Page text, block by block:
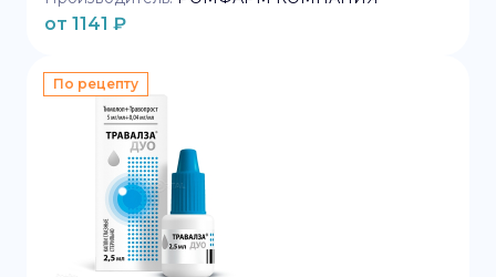
от 1141 ₽
По рецепту